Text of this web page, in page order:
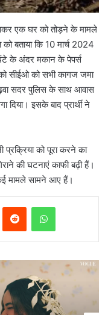
एक घर को तोड़ने के मामले
बताया कि 10 मार्च 2024
के अंदर मकान के पेपर्स
सीईओ को सभी कागज जमा
सदर पुलिस के साथ आवास
इसके बाद प्रार्थी ने
प्रक्रिया को पूरा करने का
की घटनाएं काफी बढ़ी हैं।
मामले सामने आए हैं।
Reddit WhatsApp